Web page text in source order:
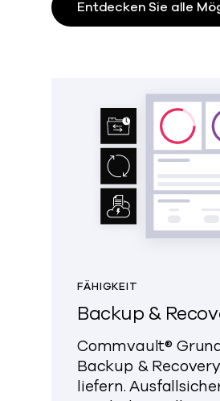
Entdecken Sie alle
FÄHIGKEIT
Backup &
Commvault®
Backup &
liefern.